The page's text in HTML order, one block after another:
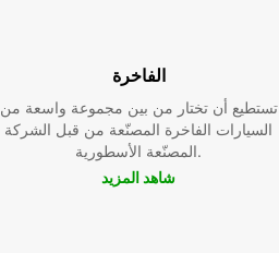
الفاخرة
تستطيع أن تختار من بين مجموعة واسعة من
السيارات الفاخرة المصنّعة من قبل الشركة
المصنّعة الأسطورية.
شاهد المزيد